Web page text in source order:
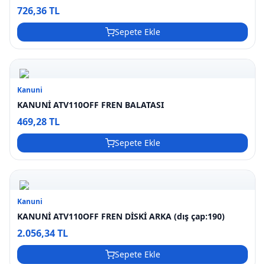
726,36 TL
Sepete Ekle
Kanuni
KANUNİ ATV110OFF FREN BALATASI
469,28 TL
Sepete Ekle
Kanuni
KANUNİ ATV110OFF FREN DİSKİ ARKA (dış çap:190)
2.056,34 TL
Sepete Ekle